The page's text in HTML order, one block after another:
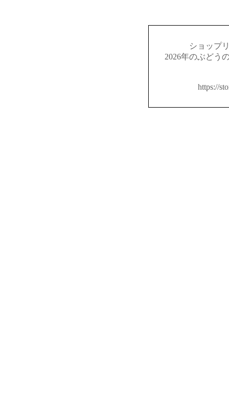
ショップ
2026年のぶどう
https://